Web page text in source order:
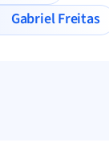
Gabriel Freitas